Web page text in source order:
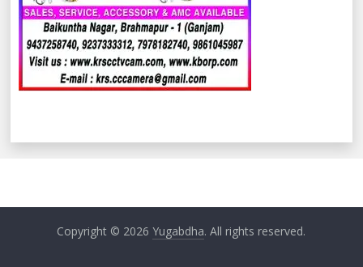
Copyright © 2026Yugabdha. All rights reserved.